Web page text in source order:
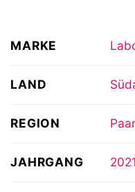
MARKE
LAND
REGION
JAHRGANG 2021